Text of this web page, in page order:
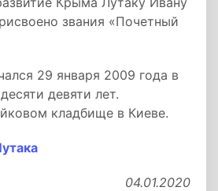
звания «Почетный
29 января 2009 года в
девяти лет.
кладбище в Киеве.
04.01.2020